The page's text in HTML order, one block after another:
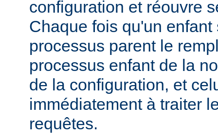
configuration et réouvre
Chaque fois qu'un enfant
processus parent le
processus enfant de la
de la configuration, et
immédiatement à traiter
requêtes.